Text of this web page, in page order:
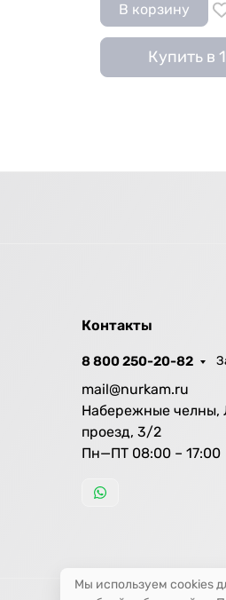
В корзину
Купить в
Контакты
8 800 250-20-82
mail@nurkam.ru
Набережные челны,
проезд, 3/2
Пн—ПТ 08:00 – 17:00
Мы используем cookies